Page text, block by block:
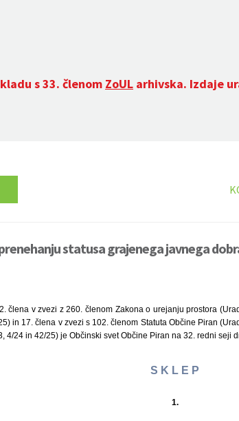
s 33. členom ZoUL arhivska. Izdaje
statusa grajenega javnega
člena v zvezi z 260. členom Zakona o urejanju prostora
in 17. člena v zvezi s 102. členom Statuta Občine Piran
4/24 in 42/25) je Občinski svet Občine Piran na 32. redni seji
S K L E P
1.